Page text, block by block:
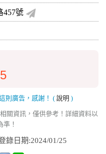
457號
則廣告，感謝！ ( 說明 )
關資訊，僅供參考！詳細資料以
準！
錄日期:2024/01/25